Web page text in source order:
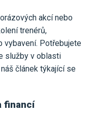
akcí nebo
trenérů,
vybavení. Potřebujete
služby v oblasti
článek týkající se
financí